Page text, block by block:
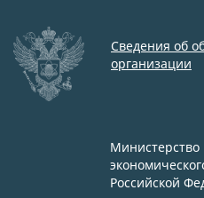
Сведения об
организации
Министерство
Российской